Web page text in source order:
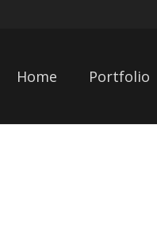
Home Portfolio